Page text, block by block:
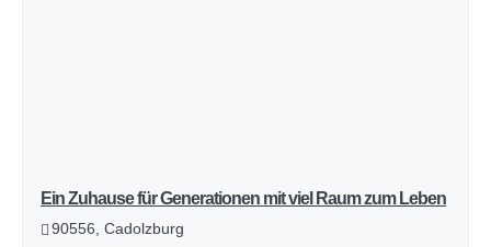
Ein Zuhause für Generationen mit viel Raum zum Leben
90556, Cadolzburg